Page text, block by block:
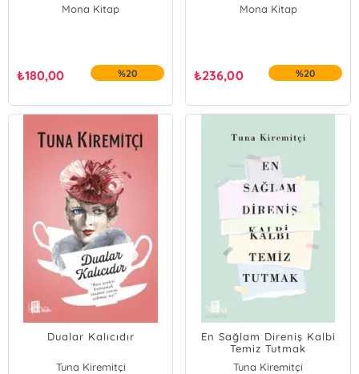
Mona Kitap
₺180,00 %20
Mona Kitap
₺236,00 %20
Dualar Kalıcıdır
Tuna Kiremitçi
En Sağlam Direniş Kalbi
Temiz Tutmak
Tuna Kiremitçi